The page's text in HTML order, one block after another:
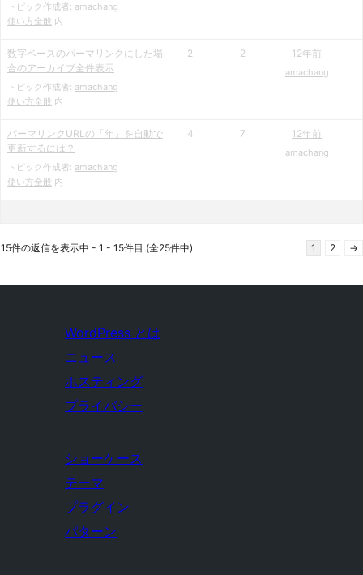
トピック作成者: amachang
使い方全般 内
数字ベースのパーマリンクにした場
合のアーカイブ全件表示
トピック作成者: amachang
使い方全般 内
2 2 12年前
amachang
パーマリンクURLの「年」を自動で
更新するには？
トピック作成者: amachang
使い方全般 内
4 7 12年前
amachang
15件の返信を表示中 - 1 - 15件目 (全25件中) 1 2 →
WordPress とは
ニュース
ホスティング
プライバシー
ショーケース
テーマ
プラグイン
パターン